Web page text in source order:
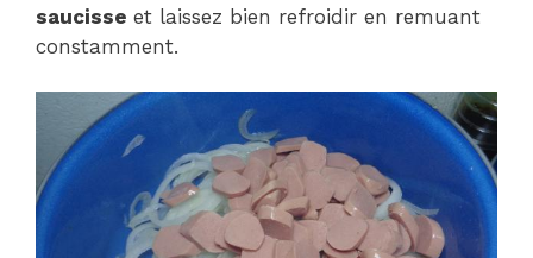
saucisse et laissez bien refroidir en remuant
constamment.